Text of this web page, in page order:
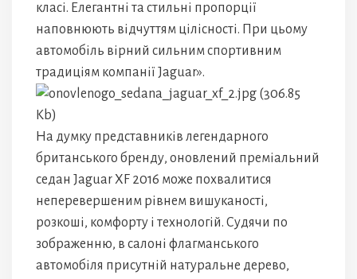
класі. Елегантні та стильні пропорції
наповнюють відчуттям цілісності. При цьому
автомобіль вірний сильним спортивним
традиціям компанії Jaguar».
На думку представників легендарного
британського бренду, оновлений преміальний
седан Jaguar XF 2016 може похвалитися
неперевершеним рівнем вишуканості,
розкоші, комфорту і технологій. Судячи по
зображенню, в салоні флагманського
автомобіля присутній натуральне дерево,